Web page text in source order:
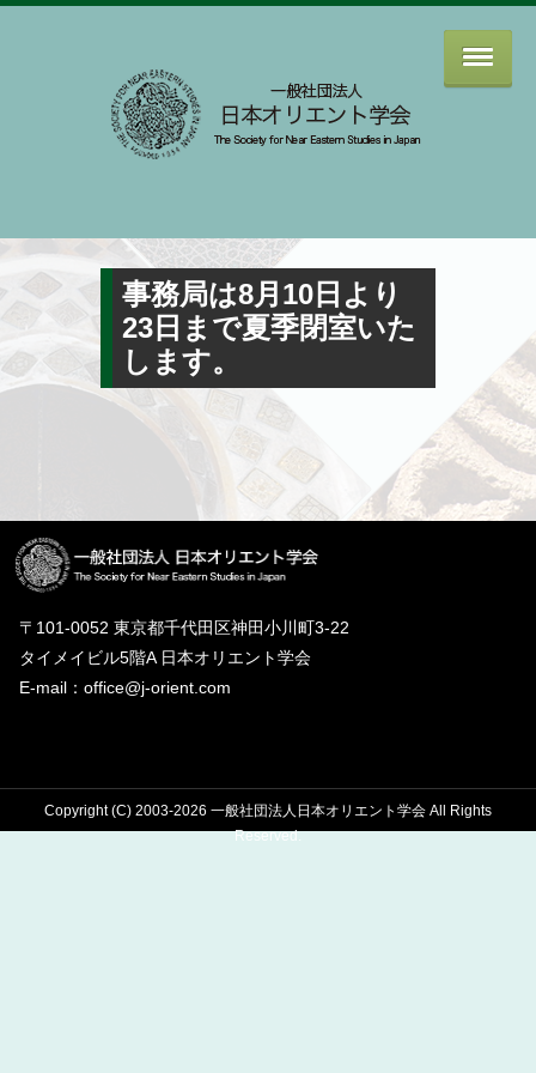
事務局は8月10日より
23日まで夏季閉室いた
します。
〒101-0052 東京都千代田区神田小川町3-22
タイメイビル5階A 日本オリエント学会
E-mail：office@j-orient.com
Copyright (C) 2003-2026 一般社団法人日本オリエント学会 All Rights
Reserved.